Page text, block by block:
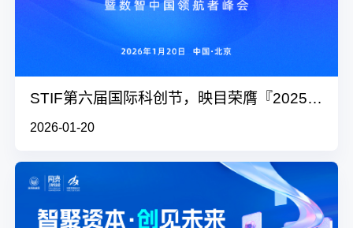
STIF第六届国际科创节，映目荣膺『2025年度人工智能引领奖』
2026-01-20